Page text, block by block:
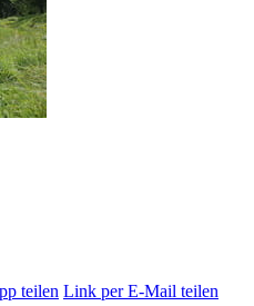
teilen Link per E-Mail teilen